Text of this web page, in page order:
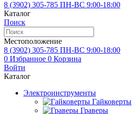
8 (3902) 305-785 ПН-ВС 9:00-18:00
Каталог
Поиск
Местоположение
8 (3902) 305-785 ПН-ВС 9:00-18:00
0 Избранное 0 Корзина
Войти
Каталог
Электроинструменты
Гайковерты
Граверы